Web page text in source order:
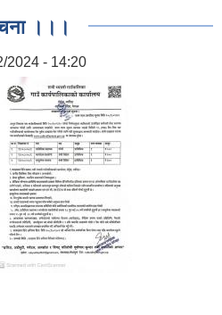
।।।
2024 - 14:20